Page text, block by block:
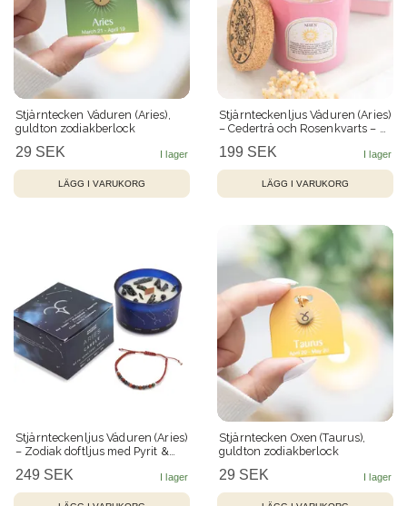
Stjärntecken Väduren (Aries),
guldton zodiakberlock
29 SEK
Stjärnteckenljus Väduren (Aries)
– Cederträ och Rosenkvarts – 21
199 SEK
Stjärnteckenljus Väduren (Aries)
– Zodiak doftljus med Pyrit &
249 SEK
Stjärntecken Oxen (Taurus),
guldton zodiakberlock
29 SEK